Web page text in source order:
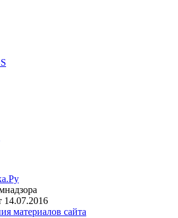
материалов сайта